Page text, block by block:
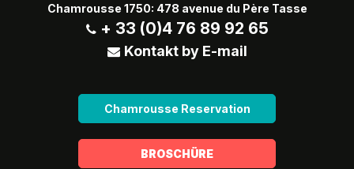
Chamrousse 1750: 478 avenue du Père Tasse
+ 33 (0)4 76 89 92 65
Kontakt by E-mail
Chamrousse Reservation
BROSCHÜRE